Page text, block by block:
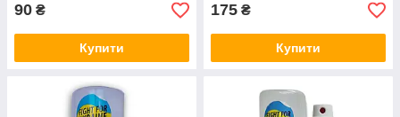
90 ₴
Купити
175 ₴
Купити